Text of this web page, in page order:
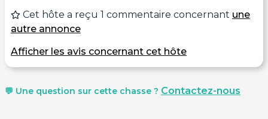
Cet hôte a reçu 1 commentaire concernant une
autre annonce
Afficher les avis concernant cet hôte
💬 Une question sur cette chasse ? Contactez-nous